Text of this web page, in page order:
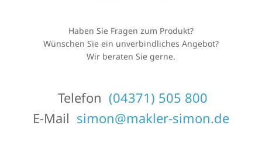
Haben Sie Fragen zum Produkt?
Wünschen Sie ein unverbindliches Angebot?
Wir beraten Sie gerne.
Telefon (04371) 505 800
E-Mail simon@makler-simon.de